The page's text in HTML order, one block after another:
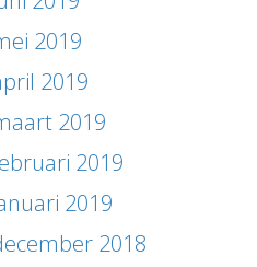
2019
2019
2019
2019
2019
2018